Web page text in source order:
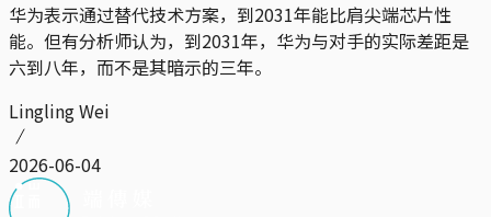
华为表示通过替代技术方案，到2031年能比肩尖端芯片性
能。但有分析师认为，到2031年，华为与对手的实际差距是
六到八年，而不是其暗示的三年。
Lingling Wei
2026-06-04